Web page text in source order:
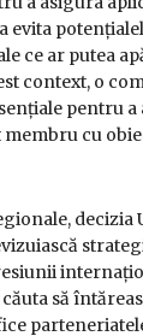
evita
ce ar putea
context, o
pentru
cu
decizia
să